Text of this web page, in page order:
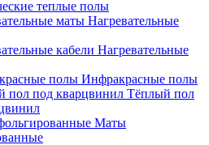
теплые полы
Нагревательные
Нагревательные
Инфракрасные полы
Тёплый пол
Маты